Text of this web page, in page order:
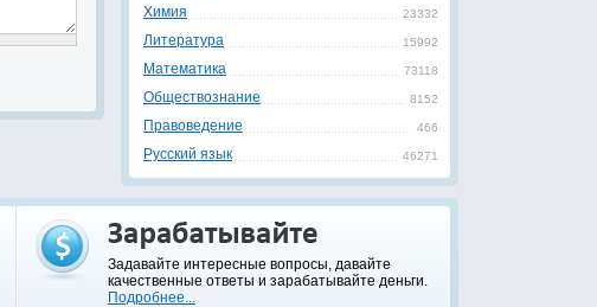
23332
Химия
15992
Литература
73118
Математика
8152
Обществознание
466
Правоведение
46271
Русский язык
Задавайте интересные вопросы, давайте
качественные ответы и зарабатывайте деньги.
Подробнее...